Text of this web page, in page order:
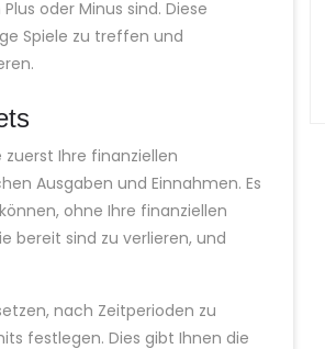
oder Minus sind. Diese
Spiele zu treffen und
Ihre finanziellen
Ausgaben und Einnahmen. Es
ohne Ihre finanziellen
bereit sind zu verlieren, und
nach Zeitperioden zu
festlegen. Dies gibt Ihnen die